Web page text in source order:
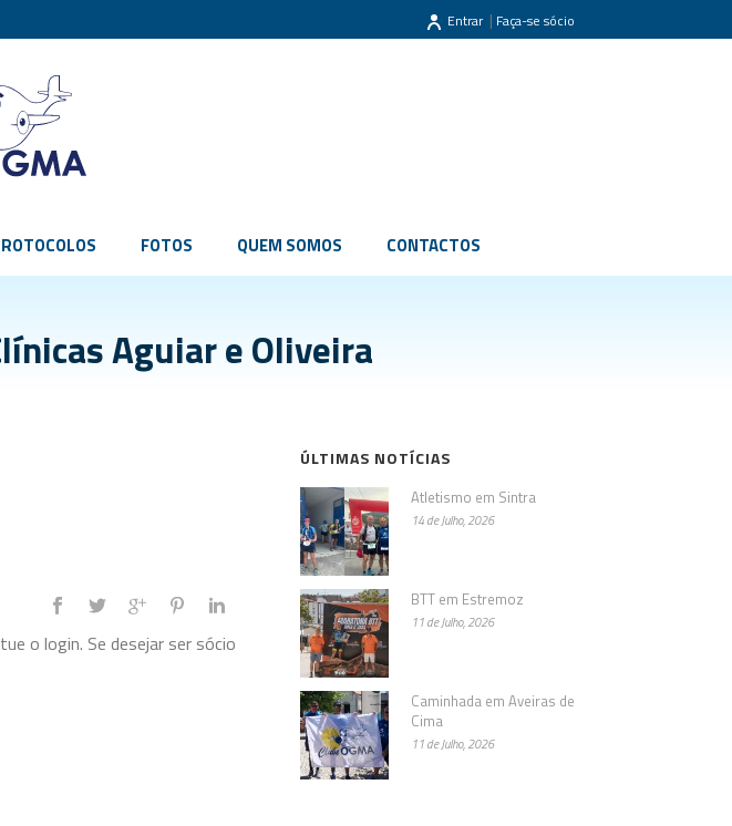
Entrar | Faça-se sócio
FOTOS QUEM SOMOS CONTACTOS
Aguiar e Oliveira
o login. Se desejar ser sócio
ÚLTIMAS NOTÍCIAS
Atletismo em Sintra
14 de Julho, 2026
BTT em Estremoz
11 de Julho, 2026
Caminhada em Aveiras de
Cima
11 de Julho, 2026